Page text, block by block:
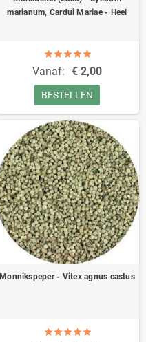
marianum, Cardui Mariae - Heel
Vanaf: € 2,00
BESTELLEN
Monnikspeper - Vitex agnus castus